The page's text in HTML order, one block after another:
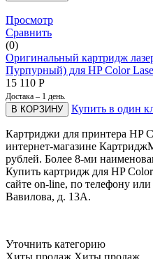
Просмотр
Сравнить
(0)
Оригинальный картридж
Пурпурный) для HP Color
15 110 Р
Достака – 1 день.
В КОРЗИНУ Купить в один
Картриджи для принтера HP
интернет-магазине
рублей. Более 8-ми
Купить картридж для HP
сайте on-line, по телефону
Вавилова, д. 13А.
Уточнить категорию
Хиты продаж Хиты продаж